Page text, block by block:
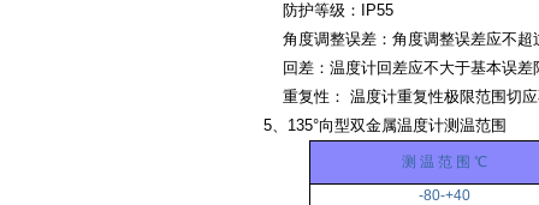
防护等级：IP55
角度调整误差：角度调整误差应不超
回差：温度计回差应不大于基本误差
重复性： 温度计重复性极限范围切
5、135°向型双金属温度计测温
测 温 范 围 ℃
-80-+40